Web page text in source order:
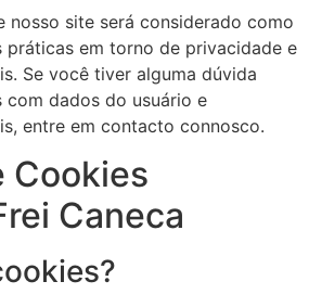
nosso site será considerado como
práticas em torno de privacidade e
Se você tiver alguma dúvida
com dados do usuário e
entre em contacto connosco.
Cookies
Caneca